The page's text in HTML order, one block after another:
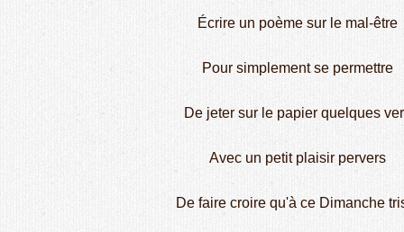
Écrire un poème sur le mal-être
Pour simplement se permettre
De jeter sur le papier quelques
Avec un petit plaisir pervers
De faire croire qu'à ce Dimanche